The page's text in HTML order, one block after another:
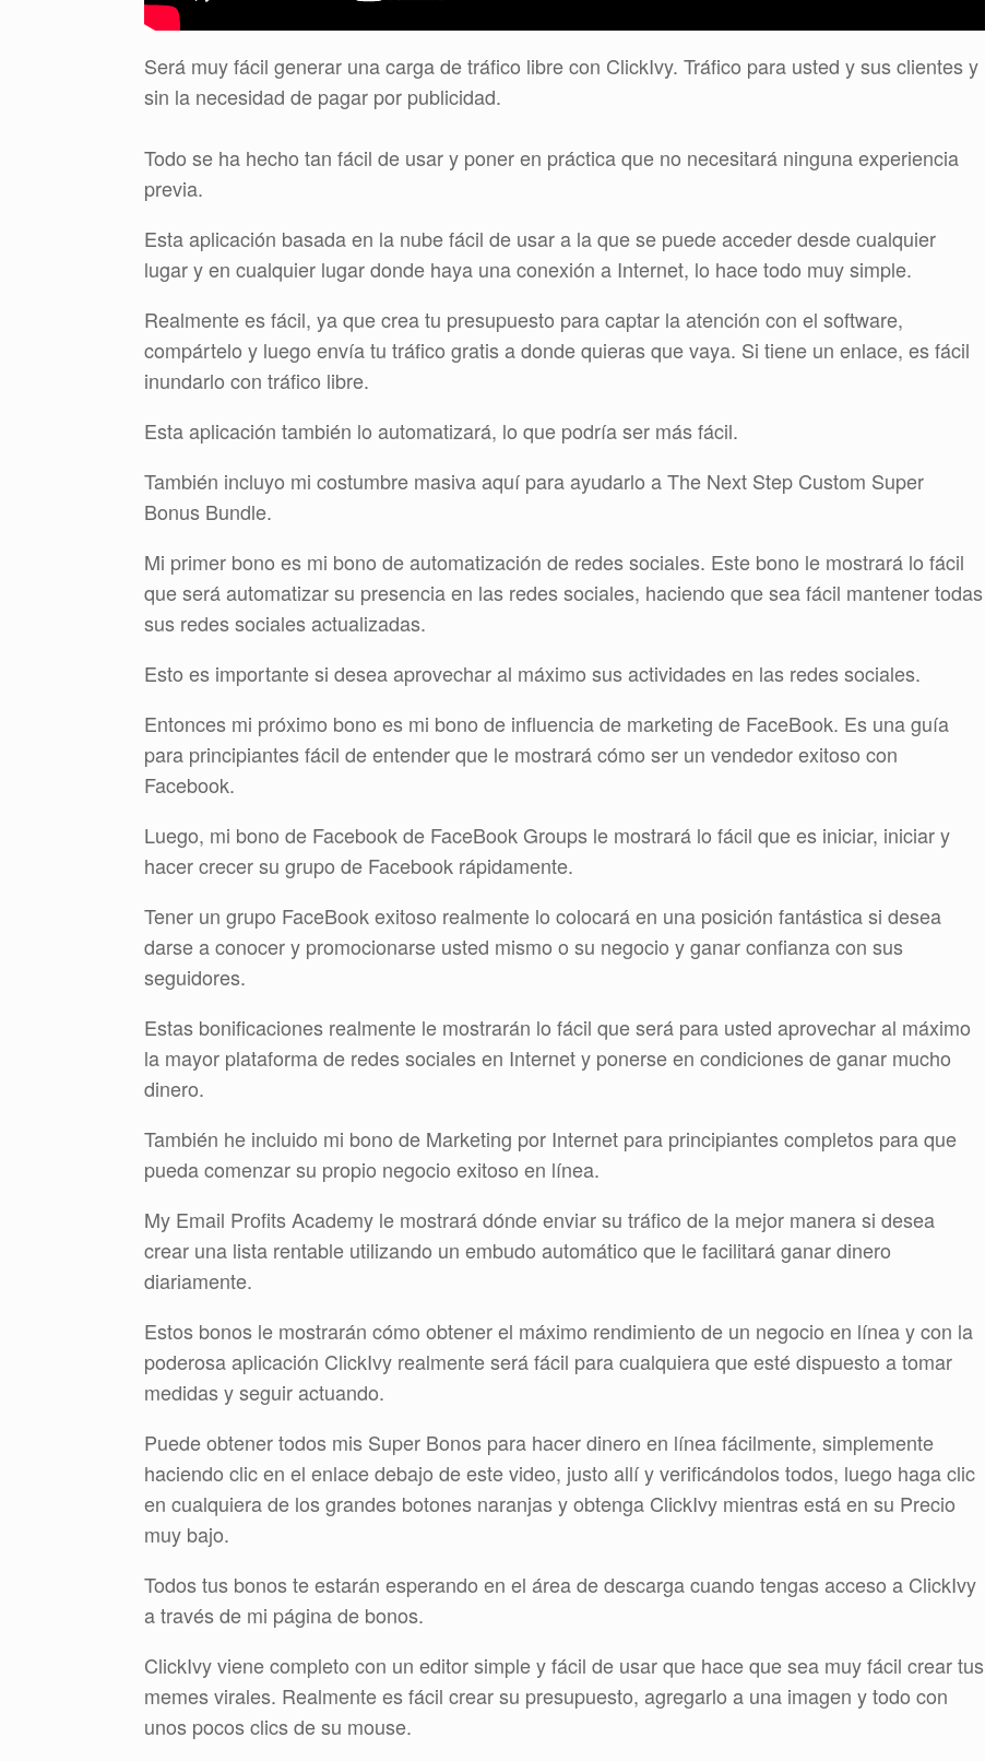
Será muy fácil generar una carga de tráfico libre con ClickIvy. Tráfico para usted y sus clientes y
sin la necesidad de pagar por publicidad.
Todo se ha hecho tan fácil de usar y poner en práctica que no necesitará ninguna experiencia
previa.
Esta aplicación basada en la nube fácil de usar a la que se puede acceder desde cualquier
lugar y en cualquier lugar donde haya una conexión a Internet, lo hace todo muy simple.
Realmente es fácil, ya que crea tu presupuesto para captar la atención con el software,
compártelo y luego envía tu tráfico gratis a donde quieras que vaya. Si tiene un enlace, es fácil
inundarlo con tráfico libre.
Esta aplicación también lo automatizará, lo que podría ser más fácil.
También incluyo mi costumbre masiva aquí para ayudarlo a The Next Step Custom Super
Bonus Bundle.
Mi primer bono es mi bono de automatización de redes sociales. Este bono le mostrará lo fácil
que será automatizar su presencia en las redes sociales, haciendo que sea fácil mantener todas
sus redes sociales actualizadas.
Esto es importante si desea aprovechar al máximo sus actividades en las redes sociales.
Entonces mi próximo bono es mi bono de influencia de marketing de FaceBook. Es una guía
para principiantes fácil de entender que le mostrará cómo ser un vendedor exitoso con
Facebook.
Luego, mi bono de Facebook de FaceBook Groups le mostrará lo fácil que es iniciar, iniciar y
hacer crecer su grupo de Facebook rápidamente.
Tener un grupo FaceBook exitoso realmente lo colocará en una posición fantástica si desea
darse a conocer y promocionarse usted mismo o su negocio y ganar confianza con sus
seguidores.
Estas bonificaciones realmente le mostrarán lo fácil que será para usted aprovechar al máximo
la mayor plataforma de redes sociales en Internet y ponerse en condiciones de ganar mucho
dinero.
También he incluido mi bono de Marketing por Internet para principiantes completos para que
pueda comenzar su propio negocio exitoso en línea.
My Email Profits Academy le mostrará dónde enviar su tráfico de la mejor manera si desea
crear una lista rentable utilizando un embudo automático que le facilitará ganar dinero
diariamente.
Estos bonos le mostrarán cómo obtener el máximo rendimiento de un negocio en línea y con la
poderosa aplicación ClickIvy realmente será fácil para cualquiera que esté dispuesto a tomar
medidas y seguir actuando.
Puede obtener todos mis Super Bonos para hacer dinero en línea fácilmente, simplemente
haciendo clic en el enlace debajo de este video, justo allí y verificándolos todos, luego haga clic
en cualquiera de los grandes botones naranjas y obtenga ClickIvy mientras está en su Precio
muy bajo.
Todos tus bonos te estarán esperando en el área de descarga cuando tengas acceso a ClickIvy
a través de mi página de bonos.
ClickIvy viene completo con un editor simple y fácil de usar que hace que sea muy fácil crear tus
memes virales. Realmente es fácil crear su presupuesto, agregarlo a una imagen y todo con
unos pocos clics de su mouse.